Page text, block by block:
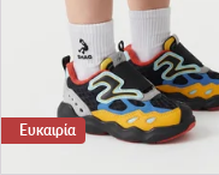
Ευκαιρία